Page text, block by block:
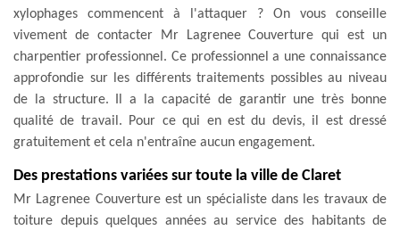
xylophages commencent à l'attaquer ? On vous conseille
vivement de contacter Mr Lagrenee Couverture qui est un
charpentier professionnel. Ce professionnel a une connaissance
approfondie sur les différents traitements possibles au niveau
de la structure. Il a la capacité de garantir une très bonne
qualité de travail. Pour ce qui en est du devis, il est dressé
gratuitement et cela n'entraîne aucun engagement.
Des prestations variées sur toute la ville de Claret
Mr Lagrenee Couverture est un spécialiste dans les travaux de
toiture depuis quelques années au service des habitants de